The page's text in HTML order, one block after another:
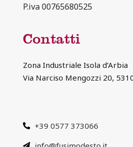
P.iva 00765680525
Contatti
Zona Industriale Isola d’Arbia
Via Narciso Mengozzi 20,
+39 0577 373066